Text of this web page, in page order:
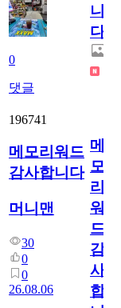
0
댓글
니
다.
196741
메모리워드
감사합니다
머니맨
30
0
0
26.08.06
메
모
리
워
드
감
사
합